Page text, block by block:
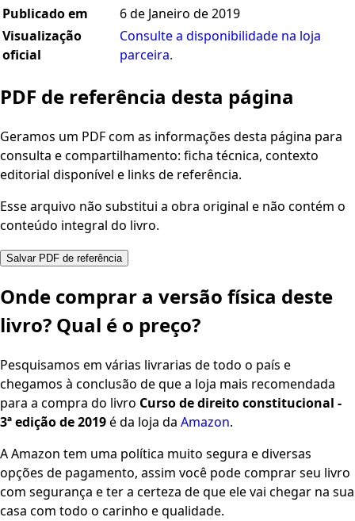
Publicado em
6 de Janeiro de 2019
Visualização
oficial
Consulte a disponibilidade na loja
parceira.
PDF de referência desta página
Geramos um PDF com as informações desta página para
consulta e compartilhamento: ficha técnica, contexto
editorial disponível e links de referência.
Esse arquivo não substitui a obra original e não contém o
conteúdo integral do livro.
Salvar PDF de referência
Onde comprar a versão física deste
livro? Qual é o preço?
Pesquisamos em várias livrarias de todo o país e
chegamos à conclusão de que a loja mais recomendada
para a compra do livro Curso de direito constitucional -
3ª edição de 2019é da loja da Amazon.
A Amazon tem uma política muito segura e diversas
opções de pagamento, assim você pode comprar seu livro
com segurança e ter a certeza de que ele vai chegar na sua
casa com todo o carinho e qualidade.